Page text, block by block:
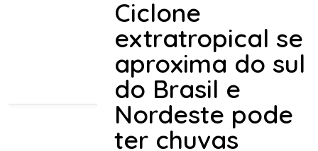
Ciclone
extratropical se
aproxima do sul
do Brasil e
Nordeste pode
ter chuvas